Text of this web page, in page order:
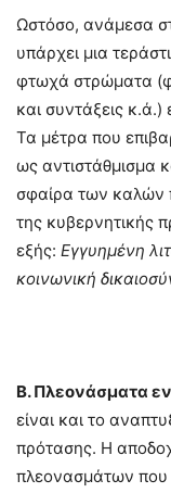
Ωστόσο, ανάμεσα
υπάρχει μια
φτωχά στρώματα
και συντάξεις
Τα μέτρα που
ως αντιστάθμισμα
σφαίρα των καλών
της κυβερνητικής
εξής: Εγγυημένη
κοινωνική
Β. Πλεονάσματα
είναι και το
πρότασης. Η
πλεονασμάτων που